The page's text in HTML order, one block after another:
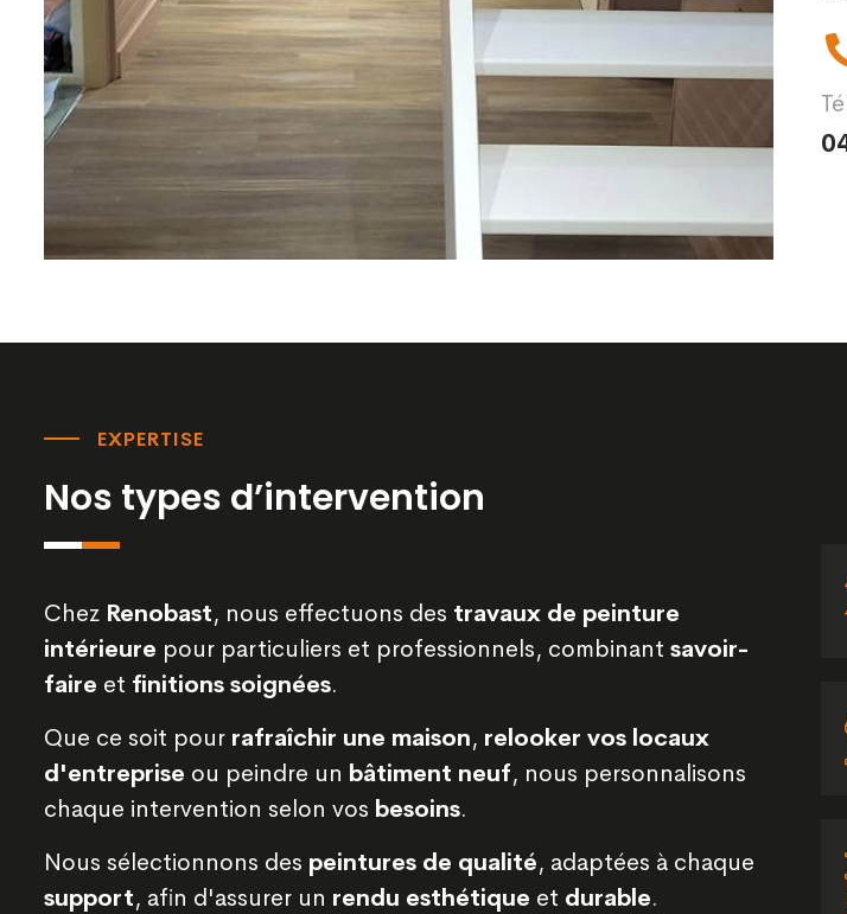
EXPERTISE
Nos types d’intervention
Chez Renobast, nous effectuons des travaux de peinture
intérieure pour particuliers et professionnels, combinant savoir-
faire et finitions soignées.
Que ce soit pour rafraîchir une maison, relooker vos locaux
d'entreprise ou peindre un bâtiment neuf, nous personnalisons
chaque intervention selon vos besoins.
Nous sélectionnons des peintures de qualité, adaptées à chaque
support, afin d'assurer un rendu esthétique et durable.